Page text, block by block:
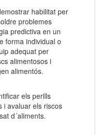
habilitat per
problemes
predictiva en un
forma individual o
adequat per
alimentosos i
alimentós.
els perills
i avaluar els riscos
d´aliments.